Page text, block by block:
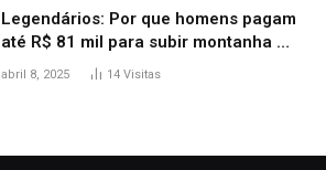
Legendários: Por que homens pagam
até R$ 81 mil para subir montanha e
melhorar casamento?
abril 8, 2025 14 Visitas